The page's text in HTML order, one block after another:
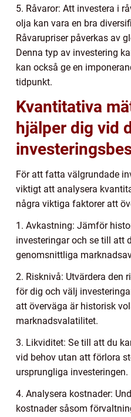
5. Råvaror: Att investera i
olja kan vara en bra
Råvarupriser påverkas av
Denna typ av investering
kan också ge en
tidpunkt.
Kvantitativa
hjälper dig vid
För att fatta välgrundade
viktigt att analysera
några viktiga faktorer att
1. Avkastning: Jämför
investeringar och se till att
genomsnittliga
2. Risknivå: Utvärdera den
för dig och välj
att överväga är historisk
marknadsvalatilitet.
3. Likviditet: Se till att du
vid behov utan att förlora
ursprungliga investeringen.
4. Analysera kostnader:
kostnader såsom